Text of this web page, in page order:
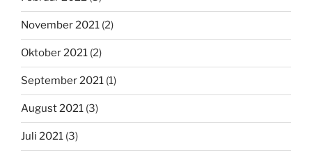
November 2021 (2)
Oktober 2021 (2)
September 2021 (1)
August 2021 (3)
Juli 2021 (3)